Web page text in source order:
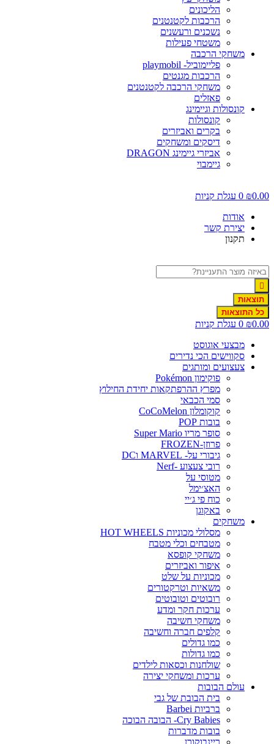
הליכונים
הרכבות לקטנטנים
נשכנים ורעשנים
משטחי פעילות
משחקי הרכבה
פליימוביל- playmobil
הרכבות מגנטים
משחקי הרכבה לקטנטנים
פאזלים
קונסולות וגיימינג
קונסולות
בקרים ואביזרים
דיסקים ומשחקים
אביזרי גיימינג DRAGON
גיימבוי
₪0.00
0 עגלת קניות
אודות
יצירת קשר
תקנון
תוצאות
כל התוצאות
₪0.00
0 עגלת קניות
מבצעי אוגוסט
סקווישים הכי נדירים
צעצועים ומותגים
פוקימון Pokémon
מפרץ ההרפתקאות יחידת החילוץ
סמי הכבאי
קוקומלון CoCoMelon
בובות POP
סופר מריו Super Mario
פרוזן-FROZEN
גיבורי על- MARVEL וDC
רובי צעצוע -Nerf
מטוסי על
האצ׳ימל
כוח פי ג׳יי
באקוגן
משחקים
מסלולי מכוניות HOT WHEELS
מטבחים וכלי מטבח
משחקי קופסא
איפור ואביזרים
מכוניות על שלט
משאיות וטרקטורים
רובוטים וטובוטים
ערכות חקר ומדע
משחקי חשיבה
קלפים חברה וחשיבה
כמו גדולים
כמו גדולות
שולחנות וכסאות לילדים
ערכות ומשחקי יצירה
עולם הבובות
בית הבובת של גבי
ברביות Barbei
Cry Babies- הבובה הבוכה
בובות מדברות
ריינבוקורן